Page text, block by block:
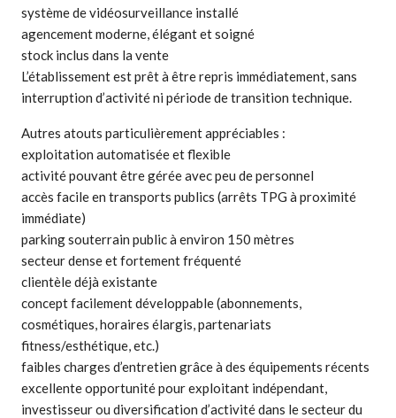
système de vidéosurveillance installé
agencement moderne, élégant et soigné
stock inclus dans la vente
L’établissement est prêt à être repris immédiatement, sans
interruption d’activité ni période de transition technique.
Autres atouts particulièrement appréciables :
exploitation automatisée et flexible
activité pouvant être gérée avec peu de personnel
accès facile en transports publics (arrêts TPG à proximité
immédiate)
parking souterrain public à environ 150 mètres
secteur dense et fortement fréquenté
clientèle déjà existante
concept facilement développable (abonnements,
cosmétiques, horaires élargis, partenariats
fitness/esthétique, etc.)
faibles charges d’entretien grâce à des équipements récents
excellente opportunité pour exploitant indépendant,
investisseur ou diversification d’activité dans le secteur du